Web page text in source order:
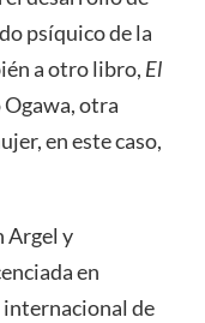
psíquico de la
a otro libro, El
otra
en este caso,
Argel y
en
de